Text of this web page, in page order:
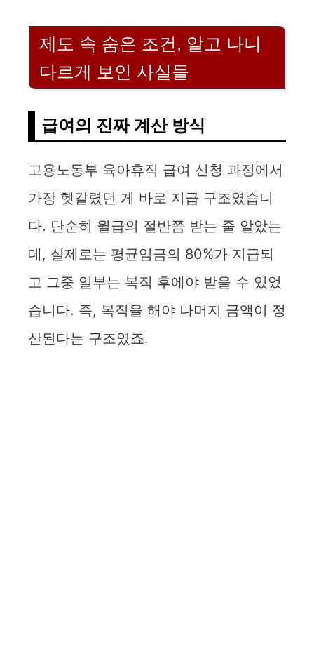
제도 속 숨은 조건, 알고 나니
다르게 보인 사실들
급여의 진짜 계산 방식
고용노동부 육아휴직 급여 신청 과정에서
가장 헷갈렸던 게 바로 지급 구조였습니
다. 단순히 월급의 절반쯤 받는 줄 알았는
데, 실제로는 평균임금의 80%가 지급되
고 그중 일부는 복직 후에야 받을 수 있었
습니다. 즉, 복직을 해야 나머지 금액이 정
산된다는 구조였죠.